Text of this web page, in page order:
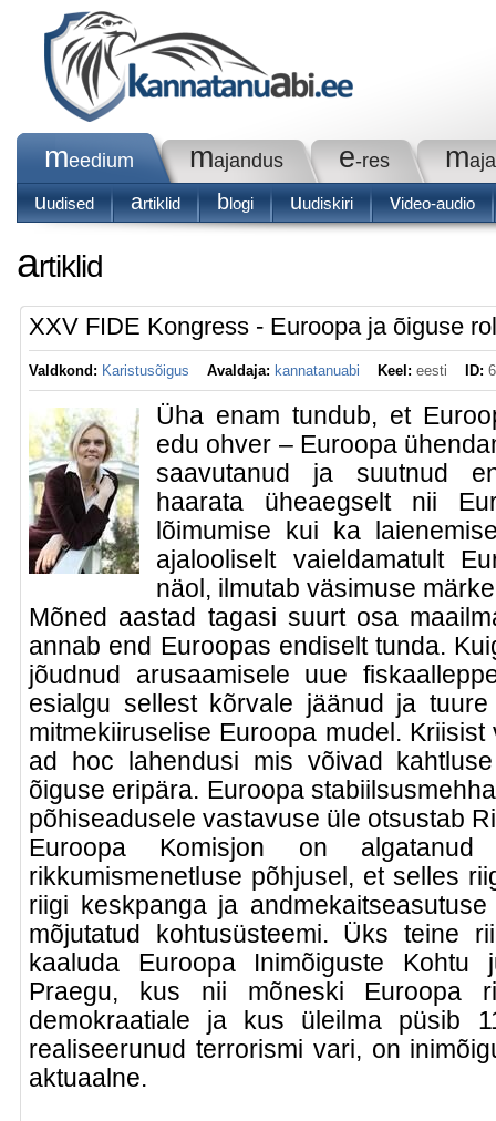
meedium majandus e-res m
uudised artiklid blogi uudiskiri video-audio
artiklid
XXV FIDE Kongress - Euroopa ja õiguse
Valdkond: Karistusõigus Avaldaja: kannatanuabi Keel: eesti ID:
Üha enam tundub, et
edu ohver – Euroopa
saavutanud ja suutnud
haarata üheaegselt nii
lõimumise kui ka
ajalooliselt vaieldamatult
näol, ilmutab väsimuse
Mõned aastad tagasi suurt osa
annab end Euroopas endiselt tunda.
jõudnud arusaamisele uue
esialgu sellest kõrvale jäänud ja
mitmekiiruselise Euroopa mudel.
ad hoc lahendusi mis võivad
õiguse eripära. Euroopa
põhiseadusele vastavuse üle otsustab
Euroopa Komisjon on
rikkumismenetluse põhjusel, et selles
riigi keskpanga ja
mõjutatud kohtusüsteemi. Üks teine
kaaluda Euroopa Inimõiguste Kohtu
Praegu, kus nii mõneski Euroopa
demokraatiale ja kus üleilma püsib
realiseerunud terrorismi vari, on
aktuaalne.